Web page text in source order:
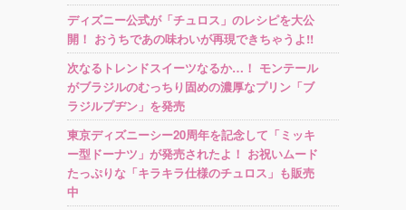
ディズニー公式が「チュロス」のレシピを大公
開！ おうちであの味わいが再現できちゃうよ!!
次なるトレンドスイーツなるか…！ モンテール
がブラジルのむっちり固めの濃厚なプリン「ブ
ラジルプヂン」を発売
東京ディズニーシー20周年を記念して「ミッキ
ー型ドーナツ」が発売されたよ！ お祝いムード
たっぷりな「キラキラ仕様のチュロス」も販売
中